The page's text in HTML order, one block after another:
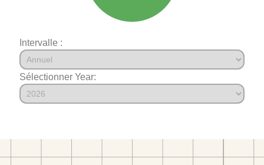
Intervalle :
Sélectionner Year: